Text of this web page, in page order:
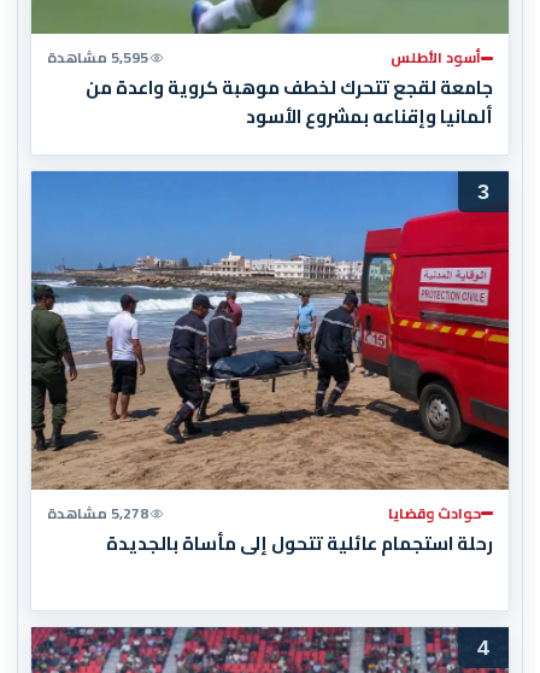
أسود الأطلس 5,595 مشاهدة
جامعة لقجع تتحرك لخطف موهبة كروية واعدة من
ألمانيا وإقناعه بمشروع الأسود
3
حوادث وقضايا 5,278 مشاهدة
رحلة استجمام عائلية تتحول إلى مأساة بالجديدة
4